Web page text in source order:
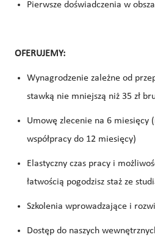
Pierwsze doświadczenia w
OFERUJEMY:
Wynagrodzenie zależne od
stawką nie mniejszą niż 35 zł
Umowę zlecenie na 6 miesięcy
współpracy do 12 miesięcy)
Elastyczny czas pracy i
łatwością pogodzisz staż ze
Szkolenia wprowadzające i
Dostęp do naszych